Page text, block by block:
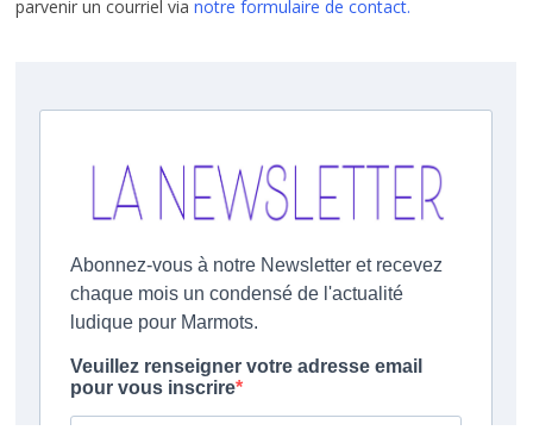
parvenir un courriel vianotre formulaire de contact.